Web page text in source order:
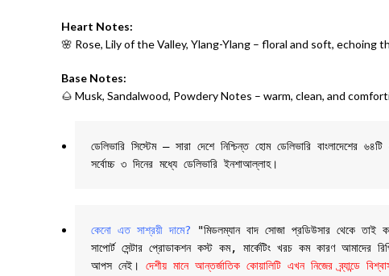
Heart Notes:
🌸 Rose, Lily of the Valley, Ylang-Ylang – floral and soft, echoing
Base Notes:
🌰 Musk, Sandalwood, Powdery Notes – warm, clean, and
ডেলিভারি সিস্টেম – সারা দেশে নিশ্চিন্ত হোম ডেলিভারি
সর্বোচ্চ ৩ দিনের মধ্যে ডেলিভারি ইনশাআল্লাহ।
কেনো এত সাশ্রয়ী দামে? "মিডলম্যান বাদ সোজা প্রডিউসার থেকে তাই
সাপোর্ট সেন্টার প্রোডাকশন কস্ট কম, মার্কেটিং খরচ কম কারণ আমাদের
আপস নেই। দেশীয় মানে আন্তর্জাতিক কোয়ালিটি এখন নিজের ব্র্যান্ডে